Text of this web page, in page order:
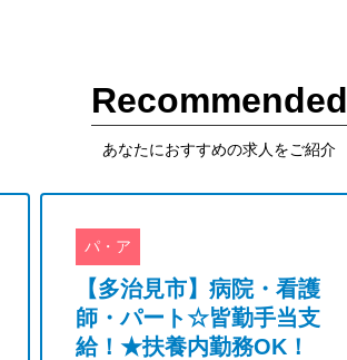
Recommended
あなたにおすすめの求人をご紹介
パ・ア
【多治見市】病院・看護
師・パート☆皆勤手当支
給！★扶養内勤務OK！